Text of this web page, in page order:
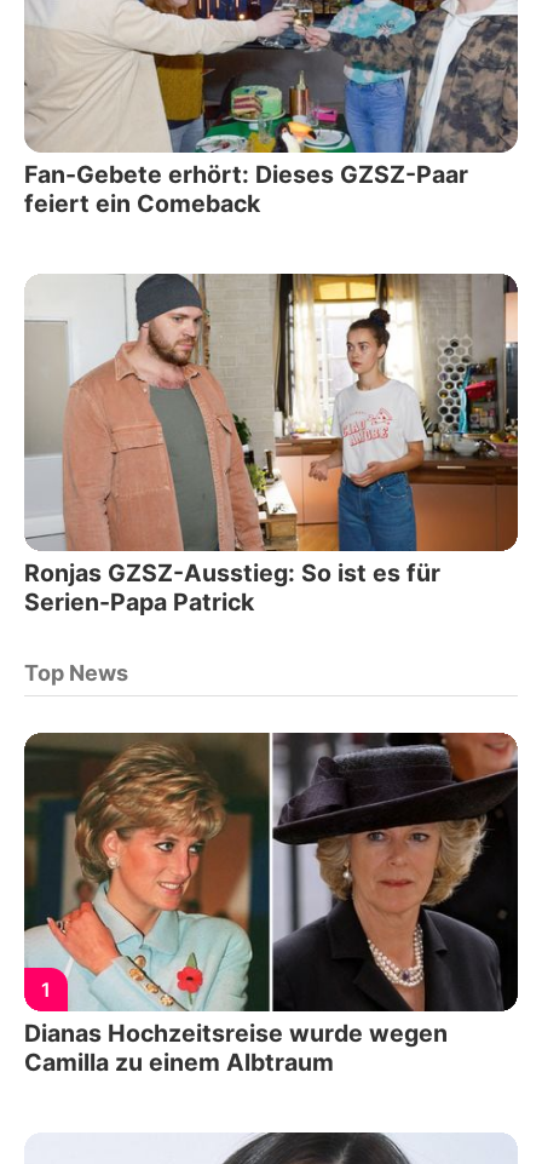
Fan-Gebete erhört: Dieses GZSZ-Paar
feiert ein Comeback
Ronjas GZSZ-Ausstieg: So ist es für
Serien-Papa Patrick
Top News
1
Dianas Hochzeitsreise wurde wegen
Camilla zu einem Albtraum